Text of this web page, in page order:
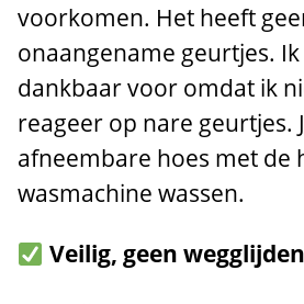
voorkomen. Het heeft
onaangename geurtjes.
dankbaar voor omdat ik
reageer op nare geurtjes.
afneembare hoes met de
wasmachine wassen.
Veilig, geen wegglijden